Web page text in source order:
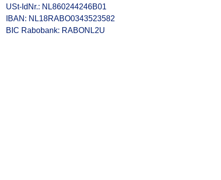
USt-IdNr.: NL860244246B01
IBAN: NL18RABO0343523582
BIC Rabobank: RABONL2U